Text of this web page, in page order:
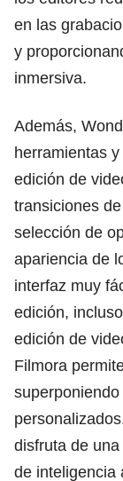
en las
y
inmersiva.
Además,
herramientas
edición de
transiciones
selección de
apariencia de
interfaz muy
edición,
edición de
Filmora
disfruta de
de inteligencia